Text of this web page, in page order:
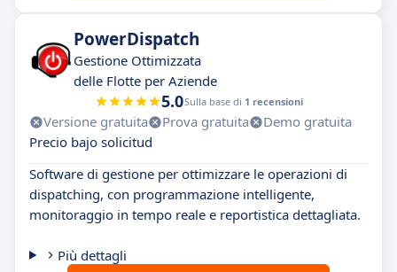
PowerDispatch
Gestione Ottimizzata
delle Flotte per Aziende
5.0Sulla base di 1 recensioni
Versione gratuita Prova gratuita
Demo gratuita
Precio bajo solicitud
Software di gestione per ottimizzare le operazioni di
dispatching, con programmazione intelligente,
monitoraggio in tempo reale e reportistica dettagliata.
Più dettagli